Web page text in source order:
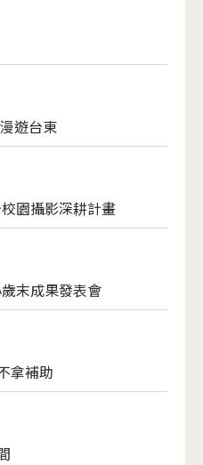
遊台東
園攝影深耕計畫
末成果發表會
拿補助